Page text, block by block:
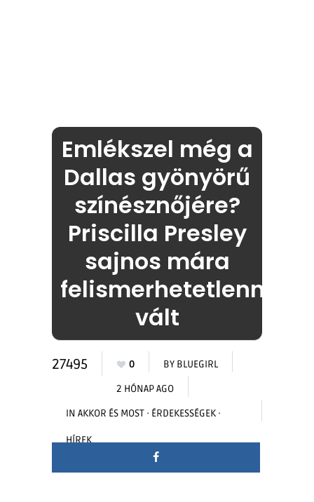
Emlékszel még a
Dallas gyönyörű
színésznőjére?
Priscilla Presley
sajnos mára
felismerhetetlenné
vált
27495 0 BY BLUEGIRL
2 HÓNAP AGO
IN AKKOR ÉS MOST · ÉRDEKESSÉGEK ·
HÍREK